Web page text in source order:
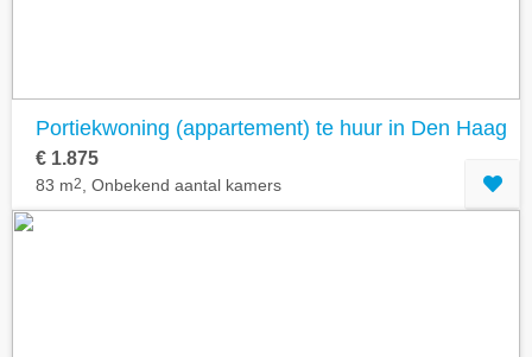
Portiekwoning (appartement) te huur in Den Haag
€ 1.875
83 m2 , Onbekend aantal kamers